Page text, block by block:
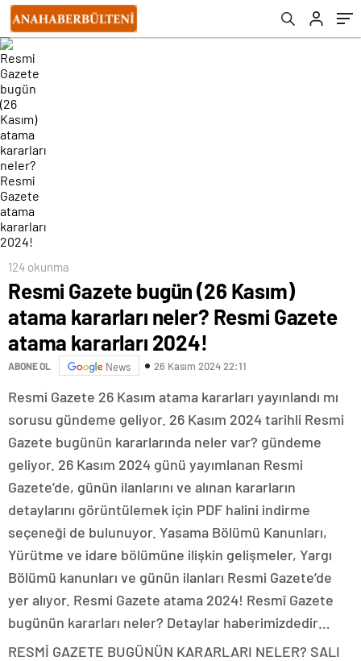
kararları 2024!
124 okunma
Resmi Gazete bugün (26 Kasım)
atama kararları neler? Resmi Gazete
atama kararları 2024!
ABONE OL News 26 Kasım 2024 22:11
Resmi Gazete 26 Kasım atama kararları yayınlandı mı
sorusu gündeme geliyor. 26 Kasım 2024 tarihli Resmi
Gazete bugünün kararlarında neler var? gündeme
geliyor. 26 Kasım 2024 günü yayımlanan Resmi
Gazete’de, günün ilanlarını ve alınan kararların
detaylarını görüntülemek için PDF halini indirme
seçeneği de bulunuyor. Yasama Bölümü Kanunları,
Yürütme ve idare bölümüne ilişkin gelişmeler, Yargı
Bölümü kanunları ve günün ilanları Resmi Gazete’de
yer alıyor. Resmi Gazete atama 2024! Resmî Gazete
bugünün kararları neler? Detaylar haberimizdedir…
RESMİ GAZETE BUGÜNÜN KARARLARI NELER? SALI
Açıklaması)?